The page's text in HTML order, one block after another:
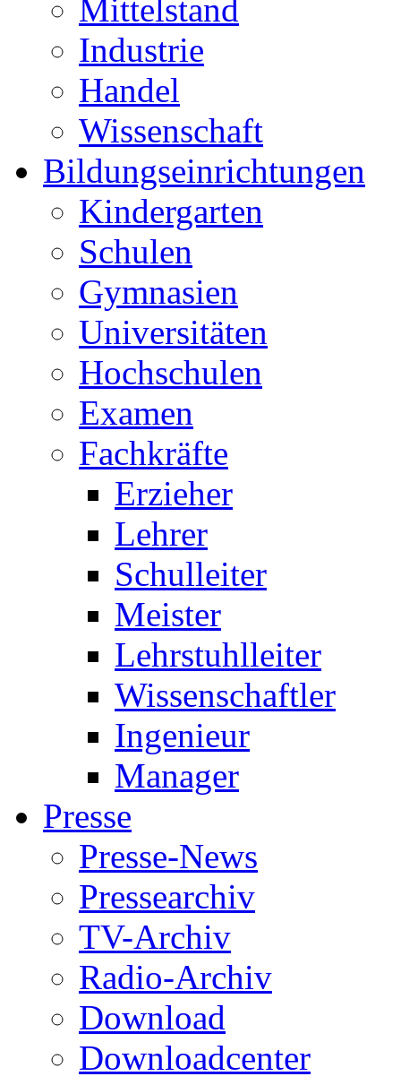
Mittelstand
Industrie
Handel
Wissenschaft
Bildungseinrichtungen
Kindergarten
Schulen
Gymnasien
Universitäten
Hochschulen
Examen
Fachkräfte
Erzieher
Lehrer
Schulleiter
Meister
Lehrstuhlleiter
Wissenschaftler
Ingenieur
Manager
Presse
Presse-News
Pressearchiv
TV-Archiv
Radio-Archiv
Download
Downloadcenter